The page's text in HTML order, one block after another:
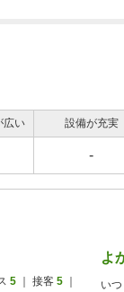
広い 設備が充実
-
5 ｜ 接客 5
よ
い